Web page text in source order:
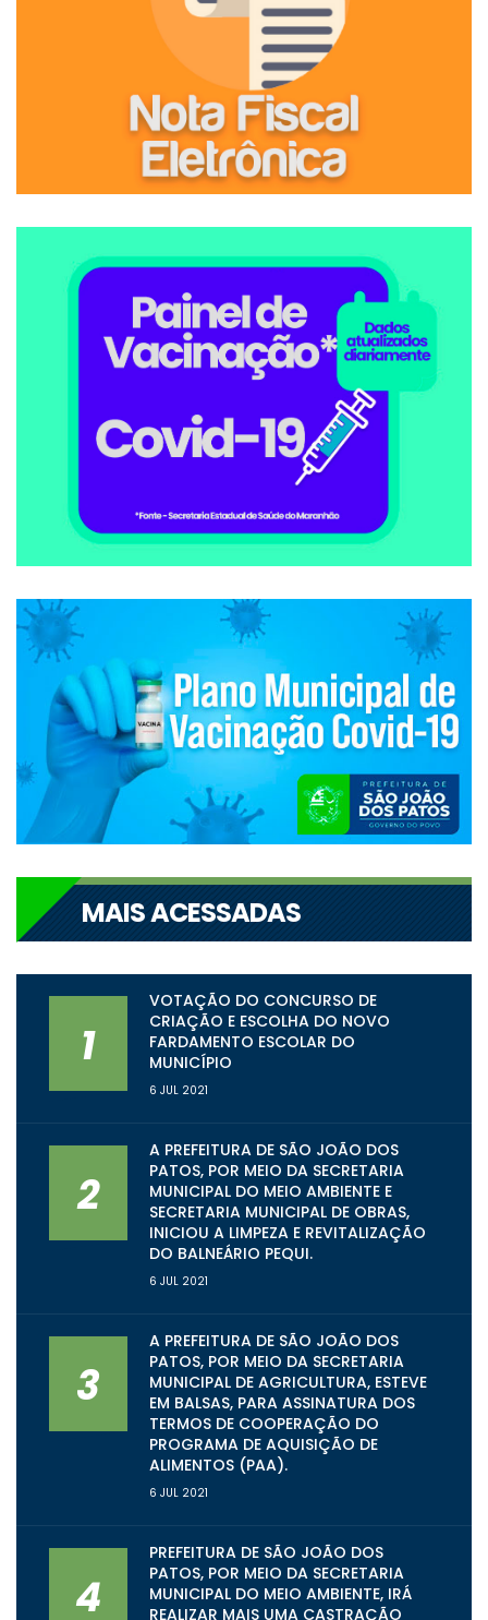
MAIS ACESSADAS
1
VOTAÇÃO DO CONCURSO DE
CRIAÇÃO E ESCOLHA DO NOVO
FARDAMENTO ESCOLAR DO
MUNICÍPIO
6 JUL 2021
2
A PREFEITURA DE SÃO JOÃO DOS
PATOS, POR MEIO DA SECRETARIA
MUNICIPAL DO MEIO AMBIENTE E
SECRETARIA MUNICIPAL DE OBRAS,
INICIOU A LIMPEZA E REVITALIZAÇÃO
DO BALNEÁRIO PEQUI.
6 JUL 2021
3
A PREFEITURA DE SÃO JOÃO DOS
PATOS, POR MEIO DA SECRETARIA
MUNICIPAL DE AGRICULTURA, ESTEVE
EM BALSAS, PARA ASSINATURA DOS
TERMOS DE COOPERAÇÃO DO
PROGRAMA DE AQUISIÇÃO DE
ALIMENTOS (PAA).
6 JUL 2021
4
PREFEITURA DE SÃO JOÃO DOS
PATOS, POR MEIO DA SECRETARIA
MUNICIPAL DO MEIO AMBIENTE, IRÁ
REALIZAR MAIS UMA CASTRAÇÃO